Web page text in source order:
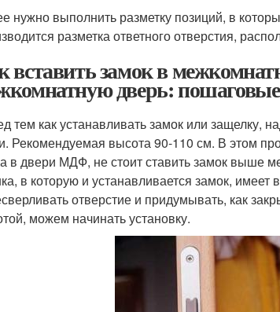
нужно выполнить разметку позиций, в
разметка ответного отверстия,
вставить замок в
дверь:
тем как устанавливать замок или защелку,
Рекомендуемая высота 90-110 см. В этом
в двери МДФ, не стоит ставить замок выше
в которую и устанавливается замок,
отверстие и придумывать, как
можем начинать установку.